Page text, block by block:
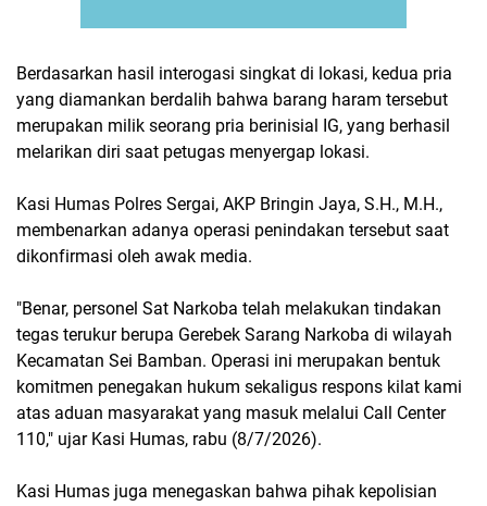
Berdasarkan hasil interogasi singkat di lokasi, kedua pria
yang diamankan berdalih bahwa barang haram tersebut
merupakan milik seorang pria berinisial IG, yang berhasil
melarikan diri saat petugas menyergap lokasi.
Kasi Humas Polres Sergai, AKP Bringin Jaya, S.H., M.H.,
membenarkan adanya operasi penindakan tersebut saat
dikonfirmasi oleh awak media.
"Benar, personel Sat Narkoba telah melakukan tindakan
tegas terukur berupa Gerebek Sarang Narkoba di wilayah
Kecamatan Sei Bamban. Operasi ini merupakan bentuk
komitmen penegakan hukum sekaligus respons kilat kami
atas aduan masyarakat yang masuk melalui Call Center
110," ujar Kasi Humas, rabu (8/7/2026).
Kasi Humas juga menegaskan bahwa pihak kepolisian